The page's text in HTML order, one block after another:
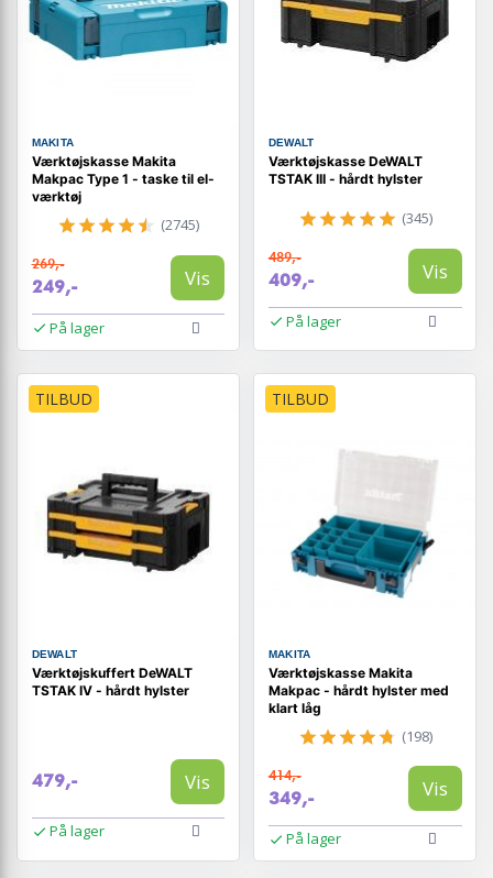
MAKITA
Værktøjskasse Makita
Makpac Type 1 - taske til el-
værktøj
(2745)
269,-
249,- Vis
På lager
DEWALT
Værktøjskasse DeWALT
TSTAK III - hårdt hylster
(345)
489,-
409,- Vis
På lager
TILBUD
DEWALT
Værktøjskuffert DeWALT
TSTAK IV - hårdt hylster
479,- Vis
På lager
TILBUD
MAKITA
Værktøjskasse Makita
Makpac - hårdt hylster med
klart låg
(198)
414,-
349,- Vis
På lager